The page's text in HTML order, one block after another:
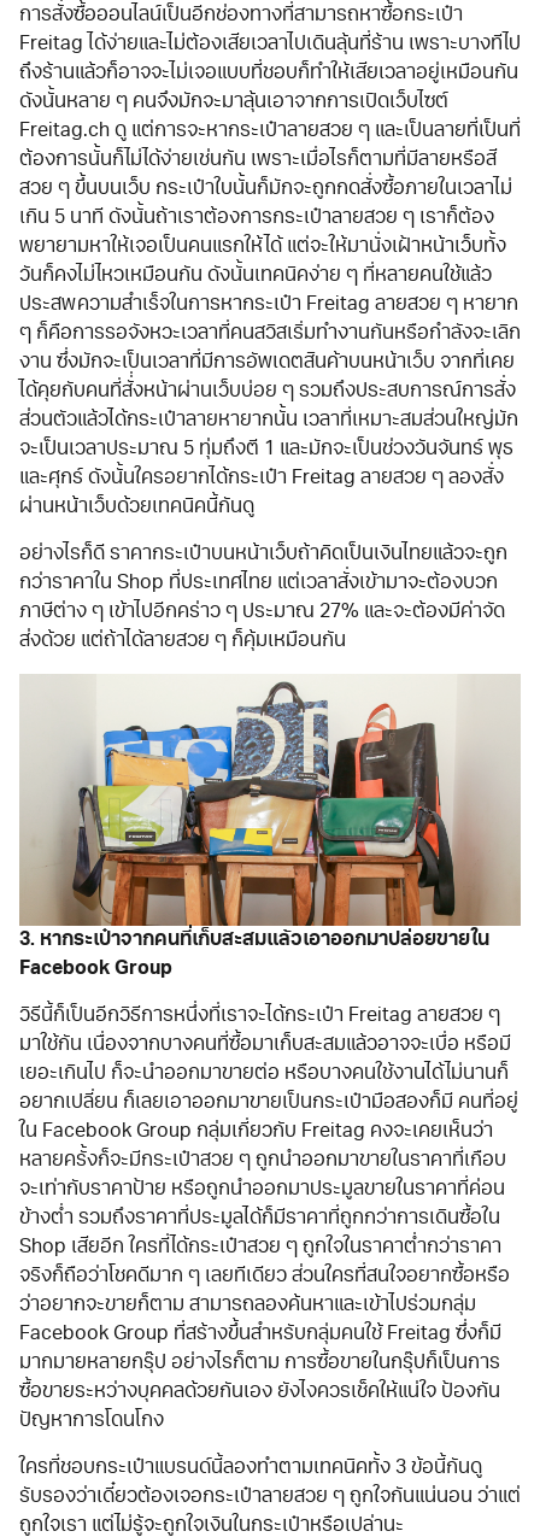
การสั่งซื้อออนไลน์เป็นอีกช่องทางที่สามารถหาซื้อกระเป๋า
Freitag ได้ง่ายและไม่ต้องเสียเวลาไปเดินลุ้นที่ร้าน เพราะบางทีไป
ถึงร้านแล้วก็อาจจะไม่เจอแบบที่ชอบก็ทำให้เสียเวลาอยู่เหมือนกัน
ดังนั้นหลาย ๆ คนจึงมักจะมาลุ้นเอาจากการเปิดเว็บไซต์
Freitag.ch ดู แต่การจะหากระเป๋าลายสวย ๆ และเป็นลายที่เป็นที่
ต้องการนั้นก็ไม่ได้ง่ายเช่นกัน เพราะเมื่อไรก็ตามที่มีลายหรือสี
สวย ๆ ขึ้นบนเว็บ กระเป๋าใบนั้นก็มักจะถูกกดสั่งซื้อภายในเวลาไม่
เกิน 5 นาที ดังนั้นถ้าเราต้องการกระเป๋าลายสวย ๆ เราก็ต้อง
พยายามหาให้เจอเป็นคนแรกให้ได้ แต่จะให้มานั่งเฝ้าหน้าเว็บทั้ง
วันก็คงไม่ไหวเหมือนกัน ดังนั้นเทคนิคง่าย ๆ ที่หลายคนใช้แล้ว
ประสพความสำเร็จในการหากระเป๋า Freitag ลายสวย ๆ หายาก
ๆ ก็คือการรอจังหวะเวลาที่คนสวิสเริ่มทำงานกันหรือกำลังจะเลิก
งาน ซึ่งมักจะเป็นเวลาที่มีการอัพเดตสินค้าบนหน้าเว็บ จากที่เคย
ได้คุยกับคนที่สั่่งหน้าผ่านเว็บบ่อย ๆ รวมถึงประสบการณ์การสั่ง
ส่วนตัวแล้วได้กระเป๋าลายหายากนั้น เวลาที่เหมาะสมส่วนใหญ่มัก
จะเป็นเวลาประมาณ 5 ทุ่มถึงตี 1 และมักจะเป็นช่วงวันจันทร์ พุธ
และศุกร์ ดังนั้นใครอยากได้กระเป๋า Freitag ลายสวย ๆ ลองสั่ง
ผ่านหน้าเว็บด้วยเทคนิคนี้กันดู
อย่างไรก็ดี ราคากระเป๋าบนหน้าเว็บถ้าคิดเป็นเงินไทยแล้วจะถูก
กว่าราคาใน Shop ที่ประเทศไทย แต่เวลาสั่งเข้ามาจะต้องบวก
ภาษีต่าง ๆ เข้าไปอีกคร่าว ๆ ประมาณ 27% และจะต้องมีค่าจัด
ส่งด้วย แต่ถ้าได้ลายสวย ๆ ก็คุ้มเหมือนกัน
3. หากระเป๋าจากคนที่เก็บสะสมแล้วเอาออกมาปล่อยขายใน
Facebook Group
วิธีนี้ก็เป็นอีกวิธีการหนึ่งที่เราจะได้กระเป๋า Freitag ลายสวย ๆ
มาใช้กัน เนื่องจากบางคนที่ซื้อมาเก็บสะสมแล้วอาจจะเบื่อ หรือมี
เยอะเกินไป ก็จะนำออกมาขายต่อ หรือบางคนใช้งานได้ไม่นานก็
อยากเปลี่ยน ก็เลยเอาออกมาขายเป็นกระเป๋ามือสองก็มี คนที่อยู่
ใน Facebook Group กลุ่มเกี่ยวกับ Freitag คงจะเคยเห็นว่า
หลายครั้งก็จะมีกระเป๋าสวย ๆ ถูกนำออกมาขายในราคาที่เกือบ
จะเท่ากับราคาป้าย หรือถูกนำออกมาประมูลขายในราคาที่ค่อน
ข้างต่ำ รวมถึงราคาที่ประมูลได้ก็มีราคาที่ถูกกว่าการเดินซื้อใน
Shop เสียอีก ใครที่ได้กระเป๋าสวย ๆ ถูกใจในราคาต่ำกว่าราคา
จริงก็ถือว่าโชคดีมาก ๆ เลยทีเดียว ส่วนใครที่สนใจอยากซื้อหรือ
ว่าอยากจะขายก็ตาม สามารถลองค้นหาและเข้าไปร่วมกลุ่ม
Facebook Group ที่สร้างขึ้นสำหรับกลุ่มคนใช้ Freitag ซึ่งก็มี
มากมายหลายกรุ๊ป อย่างไรก็ตาม การซื้อขายในกรุ๊ปก็เป็นการ
ซื้อขายระหว่างบุคคลด้วยกันเอง ยังไงควรเช็คให้แน่ใจ ป้องกัน
ปัญหาการโดนโกง
ใครที่ชอบกระเป๋าแบรนด์นี้ลองทำตามเทคนิคทั้ง 3 ข้อนี้กันดู
รับรองว่าเดี๋ยวต้องเจอกระเป๋าลายสวย ๆ ถูกใจกันแน่นอน ว่าแต่
ถูกใจเรา แต่ไม่รู้จะถูกใจเงินในกระเป๋าหรือเปล่านะ